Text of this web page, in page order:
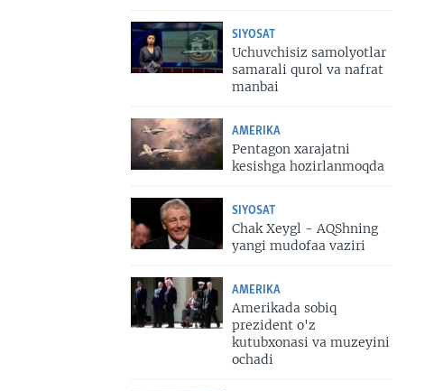
SIYOSAT
Uchuvchisiz samolyotlar
samarali qurol va nafrat
manbai
AMERIKA
Pentagon xarajatni
kesishga hozirlanmoqda
SIYOSAT
Chak Xeygl - AQShning
yangi mudofaa vaziri
AMERIKA
Amerikada sobiq
prezident o'z
kutubxonasi va muzeyini
ochadi